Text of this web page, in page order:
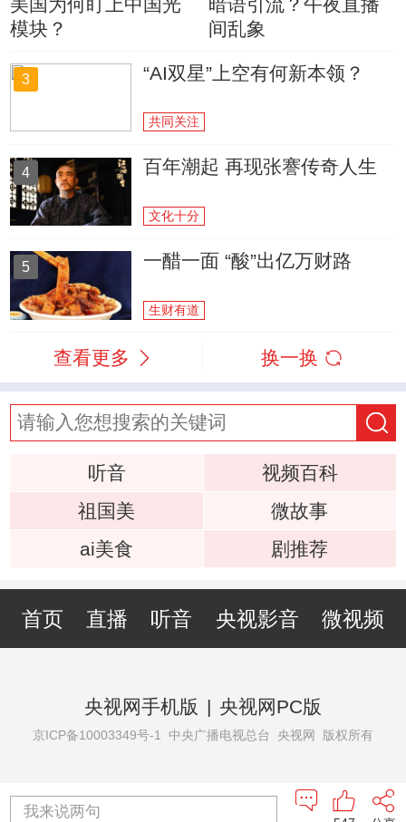
美国为何盯上中国光
模块？
暗语引流？午夜直播
间乱象
3 “AI双星”上空有何新本领？
共同关注
4 百年潮起 再现张謇传奇人生
文化十分
5 一醋一面 “酸”出亿万财路
生财有道
查看更多 换一换
听音
视频百科
祖国美
微故事
ai美食
剧推荐
首页 直播 听音 央视影音 微视频
央视网手机版 | 央视网PC版
京ICP备10003349号-1 中央广播电视总台 央视网 版权所有
我来说两句